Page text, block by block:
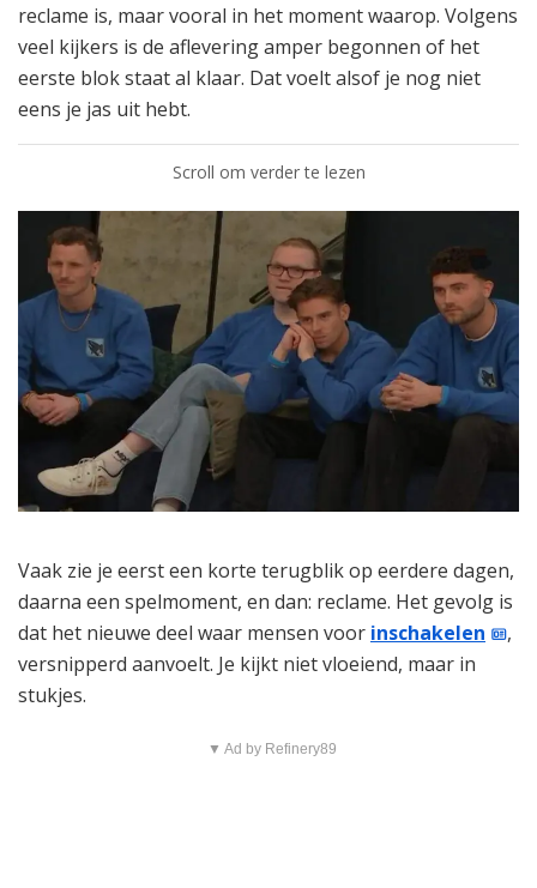
reclame is, maar vooral in het moment waarop. Volgens
veel kijkers is de aflevering amper begonnen of het
eerste blok staat al klaar. Dat voelt alsof je nog niet
eens je jas uit hebt.
Scroll om verder te lezen
Vaak zie je eerst een korte terugblik op eerdere dagen,
daarna een spelmoment, en dan: reclame. Het gevolg is
dat het nieuwe deel waar mensen voor inschakelen
,
versnipperd aanvoelt. Je kijkt niet vloeiend, maar in
stukjes.
▼ Ad by Refinery89